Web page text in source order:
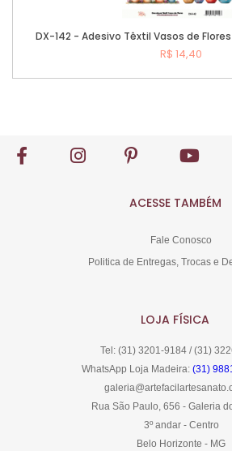
DX-142 - Adesivo Têxtil Vasos de
R$ 14,40
ACESSE TAMBÉM
Fale Conosco
Politica de Entregas, Trocas e
LOJA FÍSICA
Tel: (31) 3201-9184 / (31)
WhatsApp Loja Madeira: (31)
Rua São Paulo, 656 - Galeria
3º andar - Centro
Belo Horizonte - MG